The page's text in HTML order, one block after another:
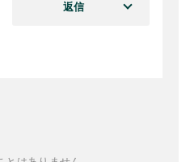
返信